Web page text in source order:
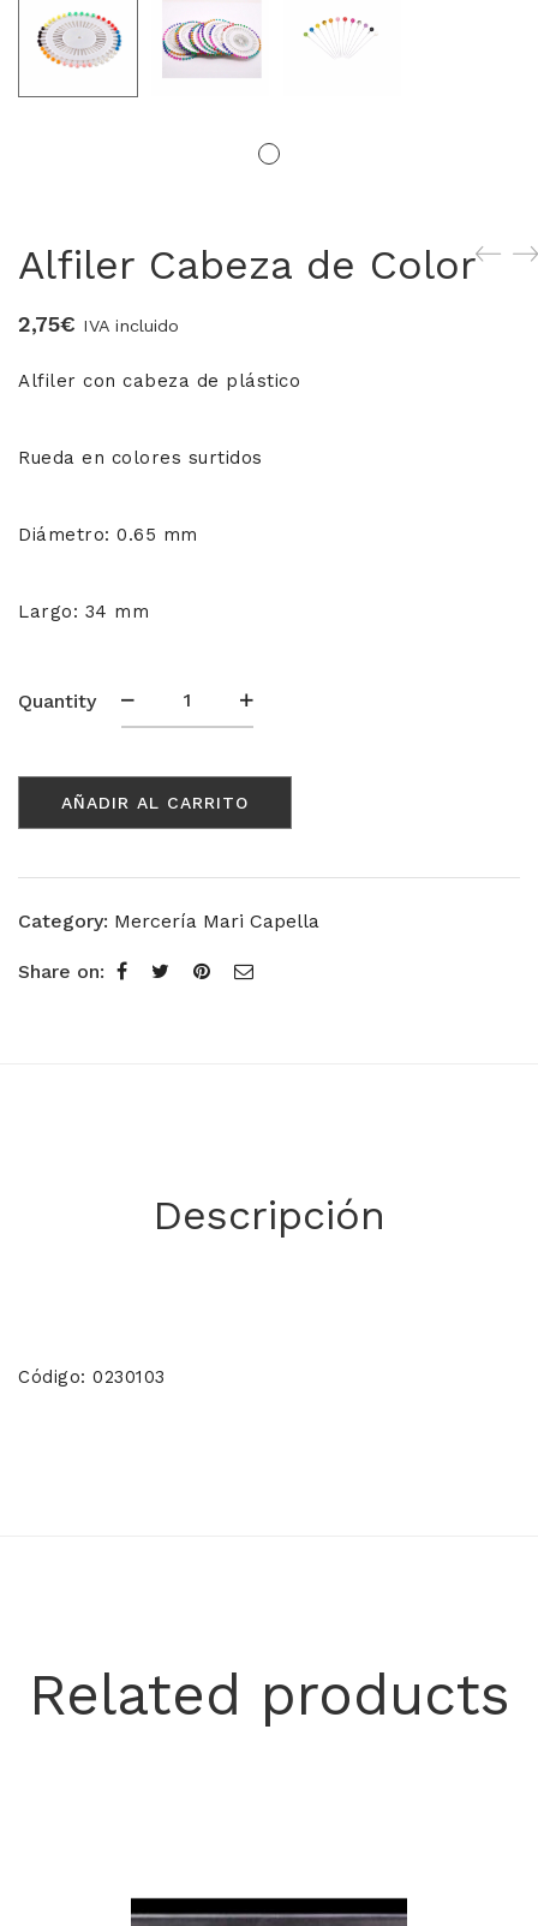
Tira Bordada
Delantales chocolateros
Conjuntos Batista
TEJIDOS
OUTLET FALLERA
Alfiler Cabeza de Color
2,75€ IVA incluido
Alfiler con cabeza de plástico
Rueda en colores surtidos
Diámetro: 0.65 mm
Largo: 34 mm
Quantity
Alfiler
Cabeza
Color
cantidad
AÑADIR AL CARRITO
Category: Mercería Mari Capella
Share on:
Descripción
Código: 0230103
Related products